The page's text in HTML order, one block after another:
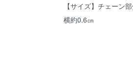
【サイズ】チェーン
横約0.6㎝